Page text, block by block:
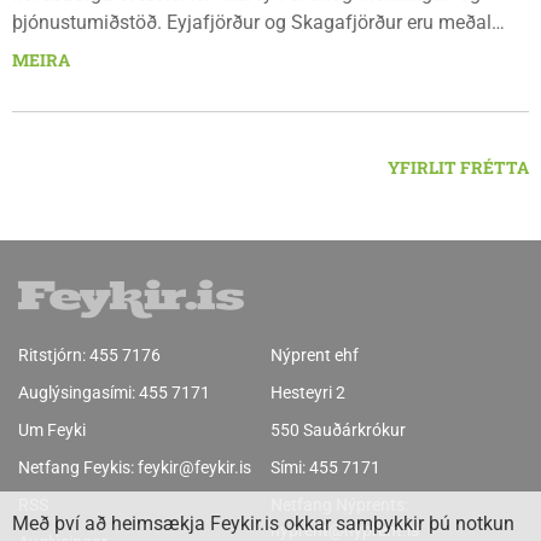
þjónustumiðstöð. Eyjafjörður og Skagafjörður eru meðal
bestu landbúnaðarsvæða landsins. Dalvík, Siglufjörður og
svæðinu er verið að þróa orkuverkefni og nýsköpun.
MEIRA
YFIRLIT FRÉTTA
Ritstjórn:455 7176
Auglýsingasími:455 7171
Um Feyki
Netfang Feykis:feykir@feykir.is
Nýprent ehf
Hesteyri 2
550 Sauðárkrókur
Sími:455 7171
nyprent@nyprent.is
Með því að heimsækja Feykir.is okkar samþykkir þú notkun